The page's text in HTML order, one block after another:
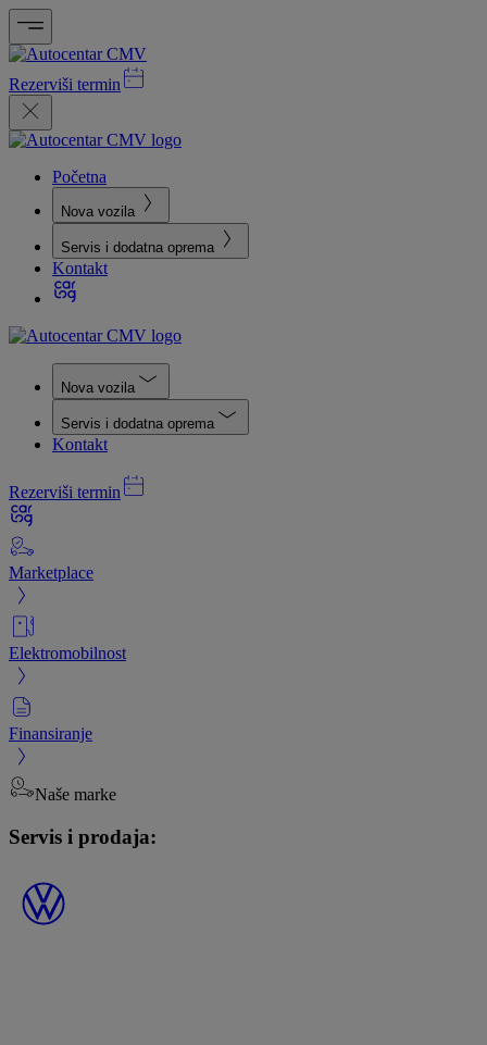
Rezerviši termin
Početna
Nova vozila
Servis i dodatna oprema
Kontakt
Nova vozila
Servis i dodatna oprema
Kontakt
Rezerviši termin
Marketplace
Elektromobilnost
Finansiranje
Naše marke
Servis i prodaja: